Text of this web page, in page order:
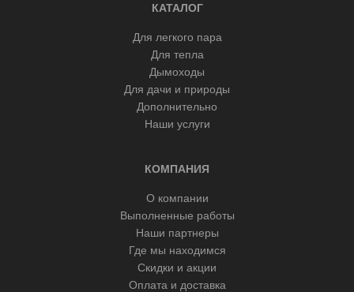
КАТАЛОГ
Для легкого пара
Для тепла
Дымоходы
Для дачи и природы
Дополнительно
Наши услуги
КОМПАНИЯ
О компании
Выполненные работы
Наши партнеры
Где мы находимся
Скидки и акции
Оплата и доставка